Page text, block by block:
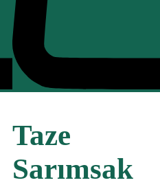
Taze
Sarımsak